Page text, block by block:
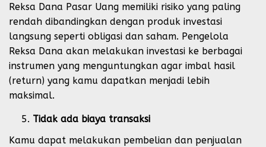
Reksa Dana Pasar Uang memiliki risiko yang paling
rendah dibandingkan dengan produk investasi
langsung seperti obligasi dan saham. Pengelola
Reksa Dana akan melakukan investasi ke berbagai
instrumen yang menguntungkan agar imbal hasil
(return) yang kamu dapatkan menjadi lebih
maksimal.
Tidak ada biaya transaksi
Kamu dapat melakukan pembelian dan penjualan